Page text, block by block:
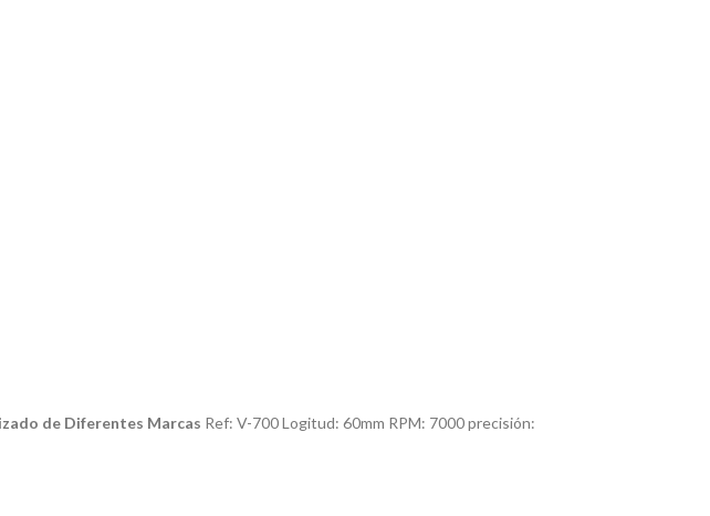
de Diferentes Marcas Ref: V-700 Logitud: 60mm RPM: 7000 precisión: